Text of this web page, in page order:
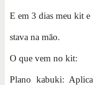
E em 3 dias meu kit e
stava na mão.
O que vem no kit:
Plano kabuki: